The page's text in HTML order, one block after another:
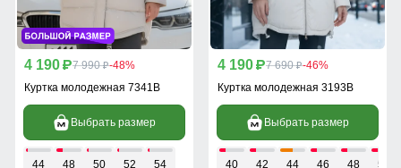
4 190 p7 990 p-48%
Куртка молодежная 7341B
Выбрать размер
44 48 50 52 54
4 190 p7 690 p-46%
Куртка молодежная 3193B
Выбрать размер
40 42 44 46 48 50